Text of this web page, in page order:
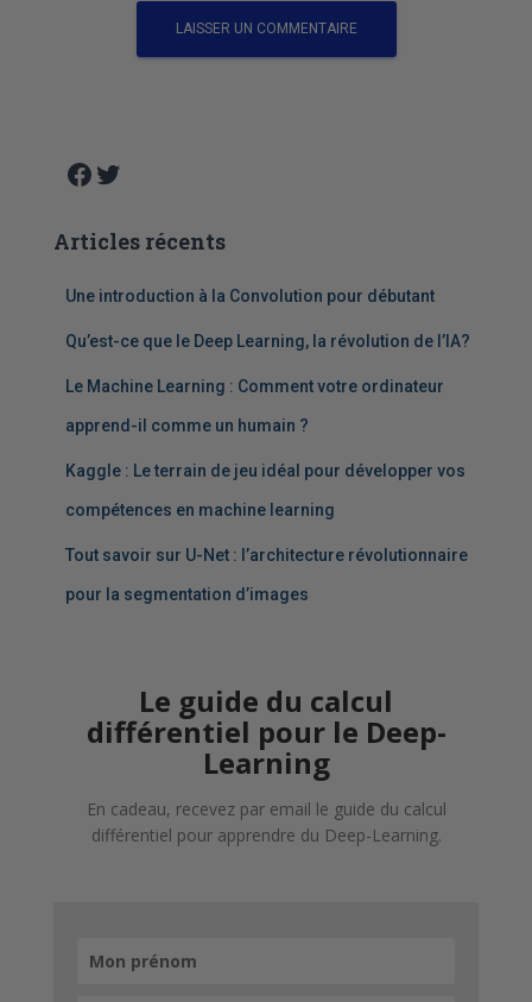
Facebook Twitter
Articles récents
Une introduction à la Convolution pour débutant
Qu’est-ce que le Deep Learning, la révolution de l’IA?
Le Machine Learning : Comment votre ordinateur
apprend-il comme un humain ?
Kaggle : Le terrain de jeu idéal pour développer vos
compétences en machine learning
Tout savoir sur U-Net : l’architecture révolutionnaire
pour la segmentation d’images
Le guide du calcul
différentiel pour le Deep-
Learning
En cadeau, recevez par email le guide du calcul
différentiel pour apprendre du Deep-Learning.